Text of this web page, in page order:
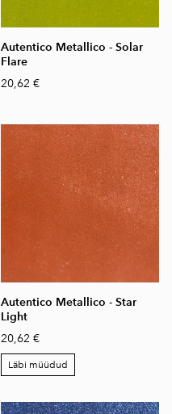
Autentico Metallico - Solar
Flare
20,62 €
Autentico Metallico - Star
Light
20,62 €
Läbi müüdud